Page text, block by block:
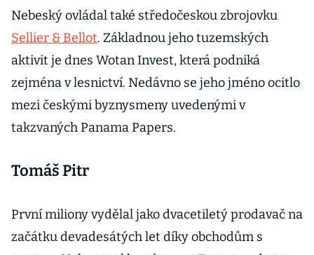
Nebeský ovládal také středočeskou zbrojovku
Sellier & Bellot. Základnou jeho tuzemských
aktivit je dnes Wotan Invest, která podniká
zejména v lesnictví. Nedávno se jeho jméno ocitlo
mezi českými byznysmeny uvedenými v
takzvaných Panama Papers.
Tomáš Pitr
První miliony vydělal jako dvacetiletý prodavač na
začátku devadesátých let díky obchodům s